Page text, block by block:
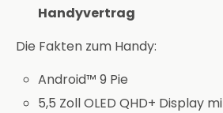
Handyvertrag
Die Fakten zum Handy:
Android™ 9 Pie
5,5 Zoll OLED QHD+ Display